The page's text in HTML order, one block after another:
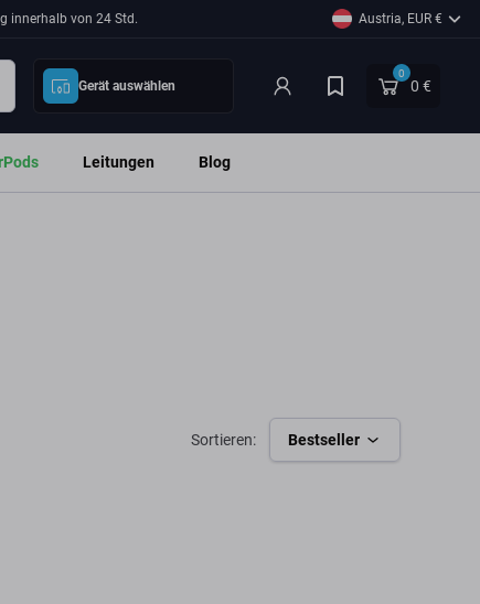
innerhalb von 24 Std. Austria, EUR €
Gerät auswählen
0
0 €
Leitungen Blog
Sortieren: Bestseller